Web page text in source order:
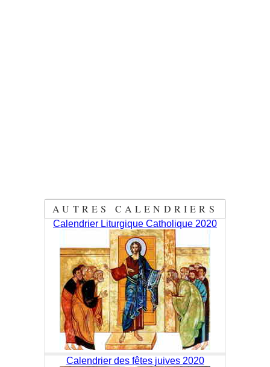
AUTRES CALENDRIERS
Calendrier Liturgique Catholique 2020
Calendrier des fêtes juives 2020